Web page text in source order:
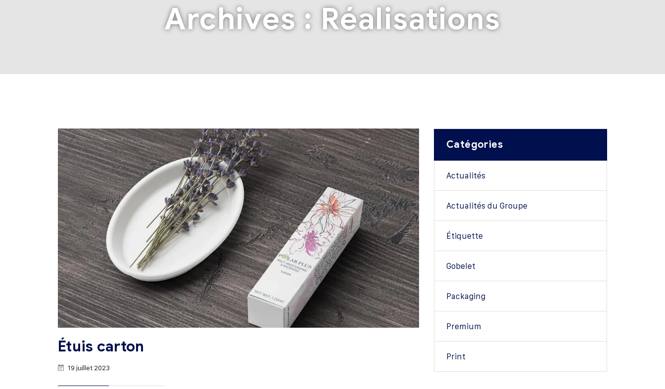
Archives : Réalisations
Étuis carton
19 juillet 2023
Catégories
Actualités
Actualités du Groupe
Étiquette
Gobelet
Packaging
Premium
Print